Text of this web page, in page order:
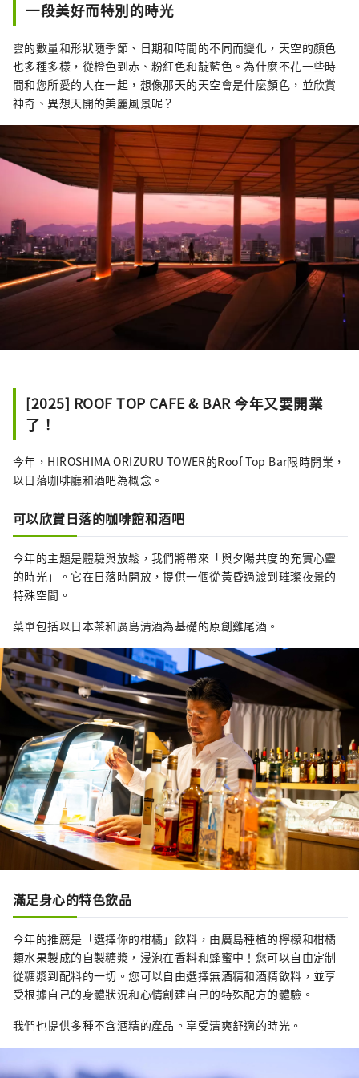
一段美好而特別的時光
雲的數量和形狀隨季節、日期和時間的不同而變化，天空的顏色
也多種多樣，從橙色到赤、粉紅色和靛藍色。為什麼不花一些時
間和您所愛的人在一起，想像那天的天空會是什麼顏色，並欣賞
神奇、異想天開的美麗風景呢？
[2025] ROOF TOP CAFE & BAR 今年又要開業
了！
今年，HIROSHIMA ORIZURU TOWER的Roof Top Bar限時開業，
以日落咖啡廳和酒吧為概念。
可以欣賞日落的咖啡館和酒吧
今年的主題是體驗與放鬆，我們將帶來「與夕陽共度的充實心靈
的時光」。它在日落時開放，提供一個從黃昏過渡到璀璨夜景的
特殊空間。
菜單包括以日本茶和廣島清酒為基礎的原創雞尾酒。
滿足身心的特色飲品
今年的推薦是「選擇你的柑橘」飲料，由廣島種植的檸檬和柑橘
類水果製成的自製糖漿，浸泡在香料和蜂蜜中！您可以自由定制
從糖漿到配料的一切。您可以自由選擇無酒精和酒精飲料，並享
受根據自己的身體狀況和心情創建自己的特殊配方的體驗。
我們也提供多種不含酒精的產品。享受清爽舒適的時光。